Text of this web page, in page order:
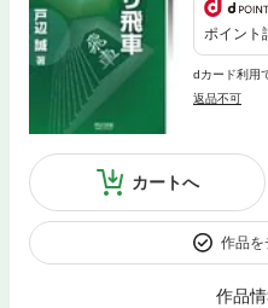
ポイント
dカード利用
返品不可
カートへ
作品を
作品